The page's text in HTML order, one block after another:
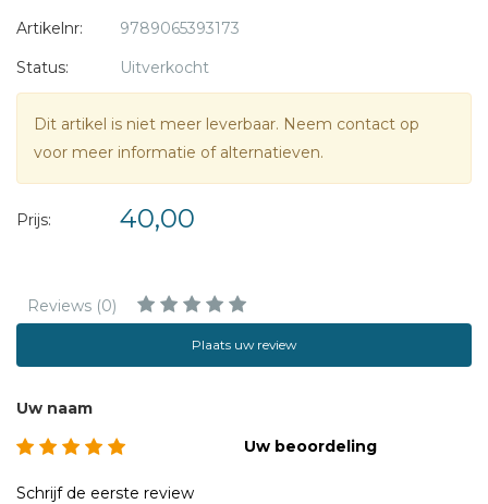
Artikelnr:
9789065393173
Status:
Uitverkocht
Dit artikel is niet meer leverbaar. Neem contact op
voor meer informatie of alternatieven.
Prijs: 40,00
Reviews (0)
Plaats uw review
Uw naam
Uw beoordeling
Schrijf de eerste review